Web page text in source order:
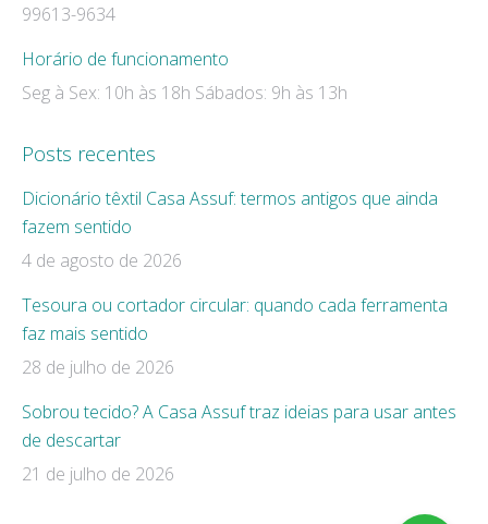
99613-9634
Horário de funcionamento
Seg à Sex: 10h às 18h Sábados: 9h às 13h
Posts recentes
Dicionário têxtil Casa Assuf: termos antigos que ainda
fazem sentido
4 de agosto de 2026
Tesoura ou cortador circular: quando cada ferramenta
faz mais sentido
28 de julho de 2026
Sobrou tecido? A Casa Assuf traz ideias para usar antes
de descartar
21 de julho de 2026